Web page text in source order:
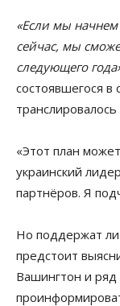
«Если мы
сейчас, мы
следующего
состоявшегося в
«Этот план
украинский
партнёров. Я
Но поддержат
предстоит
Вашингтон и ряд